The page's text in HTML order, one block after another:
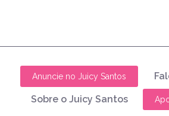
Anuncie no Juicy Santos
Sobre o Juicy Santos